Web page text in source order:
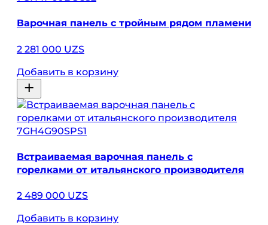
Варочная панель с тройным рядом пламени
2 281 000 UZS
Добавить в корзину
7GH4G90SPS1
Встраиваемая варочная панель с
горелками от итальянского производителя
2 489 000 UZS
Добавить в корзину